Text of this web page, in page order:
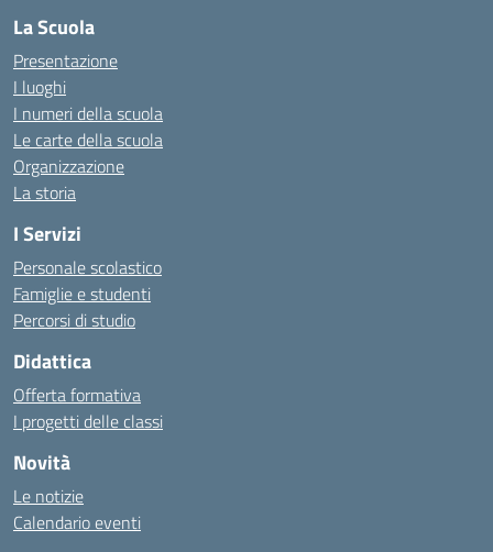
La Scuola
Presentazione
I luoghi
I numeri della scuola
Le carte della scuola
Organizzazione
La storia
I Servizi
Personale scolastico
Famiglie e studenti
Percorsi di studio
Didattica
Offerta formativa
I progetti delle classi
Novità
Le notizie
Calendario eventi